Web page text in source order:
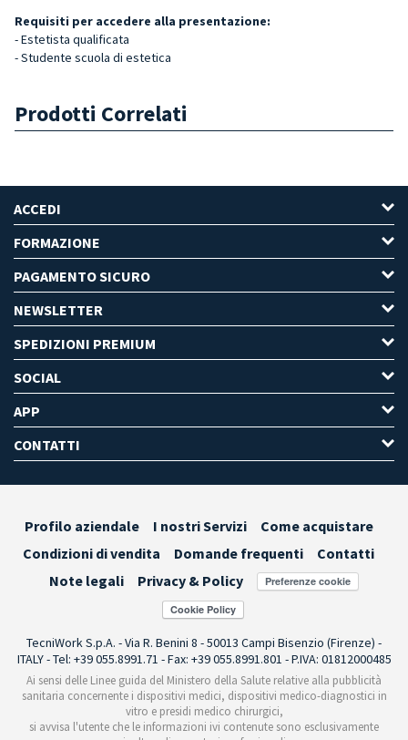
Requisiti per accedere alla presentazione:
- Estetista qualificata
- Studente scuola di estetica
Prodotti Correlati
ACCEDI
FORMAZIONE
PAGAMENTO SICURO
NEWSLETTER
SPEDIZIONI PREMIUM
SOCIAL
APP
CONTATTI
Profilo aziendale I nostri Servizi
Come acquistare
Condizioni di vendita
Domande frequenti
Contatti
Note legali
Privacy & Policy Preferenze cookie
TecniWork S.p.A. - Via R. Benini 8 - 50013 Campi Bisenzio (Firenze) -
ITALY - Tel: +39 055.8991.71 - Fax: +39 055.8991.801 - P.IVA: 01812000485
Ai sensi delle Linee guida del Ministero della Salute relative alla pubblicità
sanitaria concernente i dispositivi medici, dispositivi medico-diagnostici in
vitro e presidi medico chirurgici,
si avvisa l'utente che le informazioni ivi contenute sono esclusivamente